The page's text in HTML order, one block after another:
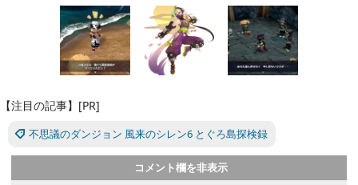
【注目の記事】[PR]
不思議のダンジョン 風来のシレン6 とぐろ島探検録
コメント欄を非表示